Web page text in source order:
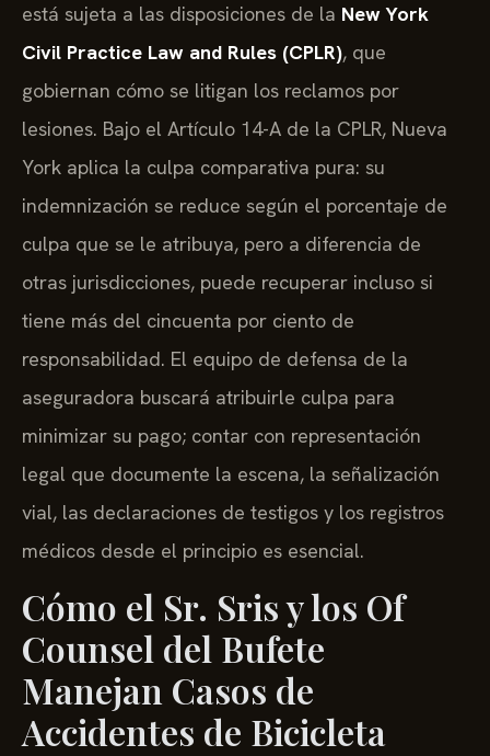
está sujeta a las disposiciones de la New York
Civil Practice Law and Rules (CPLR), que
gobiernan cómo se litigan los reclamos por
lesiones. Bajo el Artículo 14-A de la CPLR, Nueva
York aplica la culpa comparativa pura: su
indemnización se reduce según el porcentaje de
culpa que se le atribuya, pero a diferencia de
otras jurisdicciones, puede recuperar incluso si
tiene más del cincuenta por ciento de
responsabilidad. El equipo de defensa de la
aseguradora buscará atribuirle culpa para
minimizar su pago; contar con representación
legal que documente la escena, la señalización
vial, las declaraciones de testigos y los registros
médicos desde el principio es esencial.
Cómo el Sr. Sris y los Of
Counsel del Bufete
Manejan Casos de
Accidentes de Bicicleta